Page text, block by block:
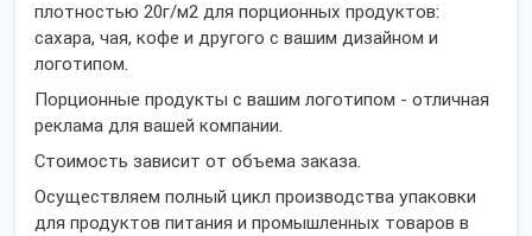
плотностью 20г/м2 для порционных продуктов:
сахара, чая, кофе и другого с вашим дизайном и
логотипом.
Порционные продукты с вашим логотипом - отличная
реклама для вашей компании.
Стоимость зависит от объема заказа.
Осуществляем полный цикл производства упаковки
для продуктов питания и промышленных товаров в